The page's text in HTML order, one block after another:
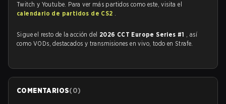
Twitch y Youtube. Para ver más partidos como este, visita el
calendario de partidos de CS2 .
Sigue el resto de la acción del 2026 CCT Europe Series #1 , así
como VODs, destacados y transmisiones en vivo, todo en Strafe.
COMENTARIOS(0)